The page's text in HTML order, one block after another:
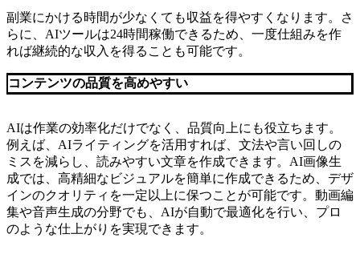
副業にかける時間が少なくても収益を得やすくなります。さ
らに、AIツールは24時間稼働できるため、一度仕組みを作
れば継続的な収入を得ることも可能です。
コンテンツの品質を高めやすい
AIは作業の効率化だけでなく、品質向上にも役立ちます。
例えば、AIライティングを活用すれば、文法や言い回しの
ミスを減らし、読みやすい文章を作成できます。AI画像生
成では、高精細なビジュアルを簡単に作成できるため、デザ
インのクオリティを一定以上に保つことが可能です。動画編
集や音声生成の分野でも、AIが自動で最適化を行い、プロ
のような仕上がりを実現できます。